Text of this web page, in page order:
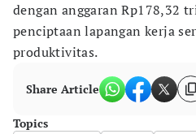
dengan anggaran Rp178,32
penciptaan lapangan kerja
produktivitas.
Share Article
Topics